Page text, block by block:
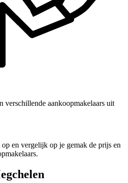
verschillende aankoopmakelaars uit
en vergelijk op je gemak de prijs en